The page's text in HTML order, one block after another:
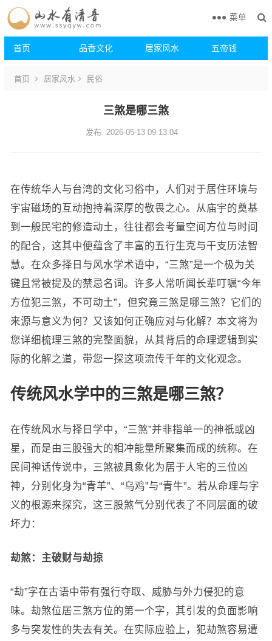
首页 品香文化 居家风水 五帝钱
菜单
首页 居家风水 民俗
三煞是哪三煞
发布: 2026-05-13 09:13:04
在传统华人与台湾的文化习俗中，人们对于居住环境与
宇宙磁场的互动抱持着深厚的敬畏之心。从庙宇的奠基
到一般民宅的修造动土，往往都会考量空间方位与时间
的配合，这其中便蕴含了丰富的五行生克与干支历法智
慧。在众多择日与风水学术语中，“三煞”是一个极为关
键且常被提及的禁忌名词。许多人常听闻长辈叮嘱“今年
方位犯三煞，不可动土”，但究竟三煞是哪三煞？它们的
来源与意义为何？又该如何正确应对与化解？本文将为
您详细梳理三煞的完整面貌，从其背后的命理逻辑到实
际的化解之道，带您一探这项流传千年的文化观念。
传统风水学中的三煞是哪三煞？
在传统风水与择日学中，“三煞”并非指单一的神祇或凶
星，而是由三股强大的相冲能量所聚集而成的统称。在
民间神话传说中，三煞被具象化为居于人宅的三位凶
神，分别化身为“青羊”、“乌鸡”与“青牛”。若从命理与字
义的根源来探究，这三股煞气分别代表了不同层面的破
坏力：
劫煞：主破财与劫掠
“劫”字在古语中带有强行夺取、威胁与外力侵犯的意
味。劫煞位居三煞方位的第一个字，其引发的负面影响
多与突发性的失去有关。在实际应验上，犯劫煞容易遭